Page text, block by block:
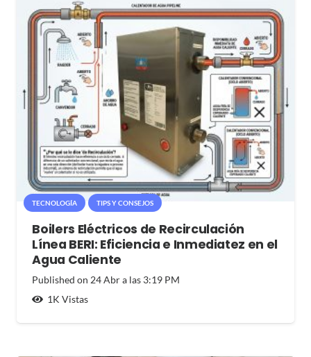
TECNOLOGÍA TIPS Y CONSEJOS
Boilers Eléctricos de Recirculación
Línea BERI: Eficiencia e Inmediatez en el
Agua Caliente
Published on 24 Abr a las 3:19 PM
1K Vistas